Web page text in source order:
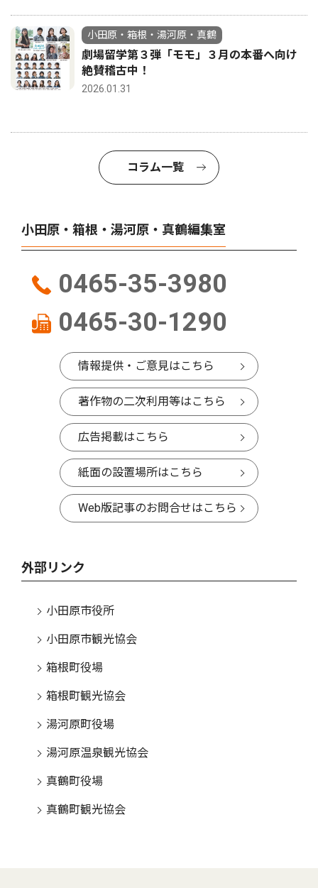
小田原・箱根・湯河原・真鶴
劇場留学第３弾「モモ」３月の本番へ向け
絶賛稽古中！
2026.01.31
コラム一覧
小田原・箱根・湯河原・真鶴編集室
0465-35-3980
0465-30-1290
情報提供・ご意見はこちら
著作物の二次利用等はこちら
広告掲載はこちら
紙面の設置場所はこちら
Web版記事のお問合せはこちら
外部リンク
小田原市役所
小田原市観光協会
箱根町役場
箱根町観光協会
湯河原町役場
湯河原温泉観光協会
真鶴町役場
真鶴町観光協会